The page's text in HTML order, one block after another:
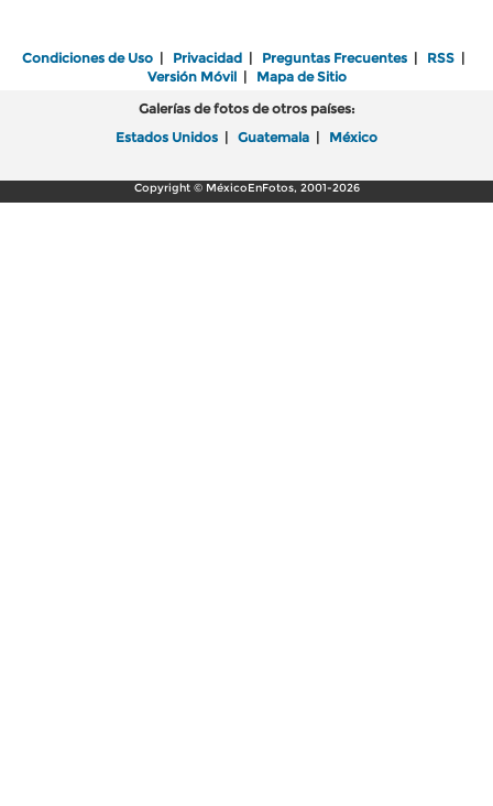
Condiciones de Uso | Privacidad | Preguntas Frecuentes | RSS |
Versión Móvil| Mapa de Sitio
Galerías de fotos de otros países:
Estados Unidos | Guatemala | México
Copyright © MéxicoEnFotos, 2001-2026